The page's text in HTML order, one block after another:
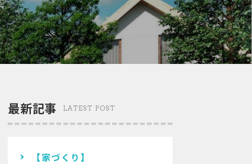
最新記事 LATEST POST
【家づくり】